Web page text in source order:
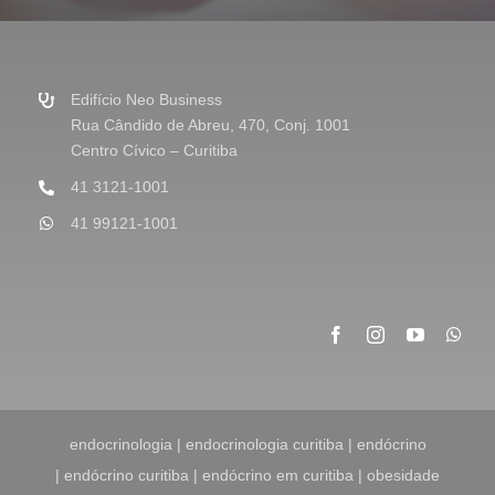
m
Edifício Neo Business
Rua Cândido de Abreu, 470, Conj. 1001
Centro Cívico – Curitiba
41 3121-1001
41 99121-1001
endocrinologia | endocrinologia curitiba | endócrino
| endócrino curitiba | endócrino em curitiba | obesidade